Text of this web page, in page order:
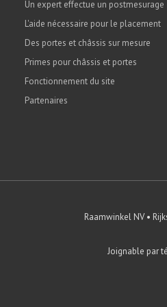
Un expert effectue un postmesurage
L'aide nécessaire pour le placement
Des portes et châssis sur mesure
Primes pour châssis et portes
Fonctionnement du site
Partenaires
Raamwinkel NV •
Joignable par